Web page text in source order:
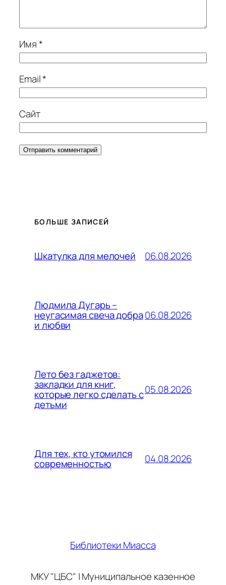
Имя*
Email*
Сайт
БОЛЬШЕ ЗАПИСЕЙ
Шкатулка для мелочей 06.08.2026
Людмила Дугарь –
неугасимая свеча добра
и любви
06.08.2026
Лето без гаджетов:
закладки для книг,
которые легко сделать с
детьми
05.08.2026
Для тех, кто утомился
современностью 04.08.2026
Библиотеки Миасса
МКУ "ЦБС" | Муниципальное казенное